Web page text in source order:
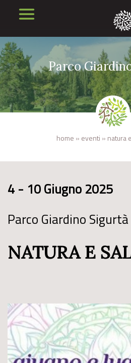
Parco
home » eventi » natura
4 - 10 Giugno 2025
Parco Giardino Sigurtà
NATURA E